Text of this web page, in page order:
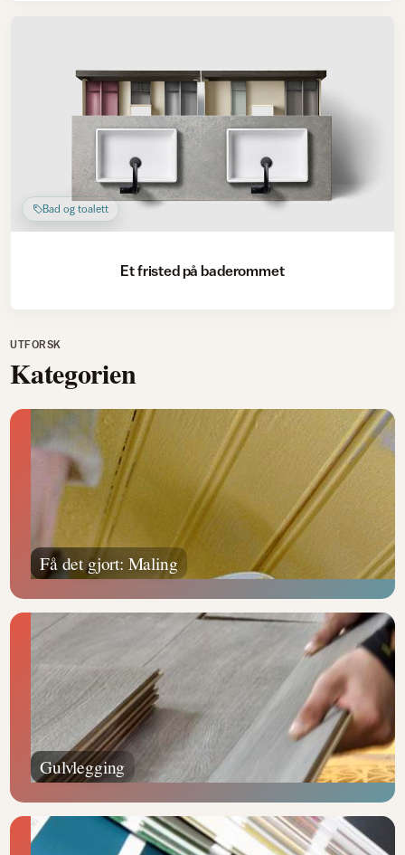
Bad og toalett
Et fristed på baderommet
UTFORSK
Kategorien
Få det gjort: Maling
Gulvlegging